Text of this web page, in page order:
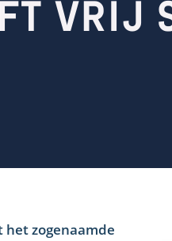
VRIJ
het zogenaamde